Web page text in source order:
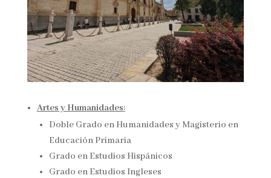
Artes y Humanidades:
Doble Grado en Humanidades y Magisterio en
Educación Primaria
Grado en Estudios Hispánicos
Grado en Estudios Ingleses